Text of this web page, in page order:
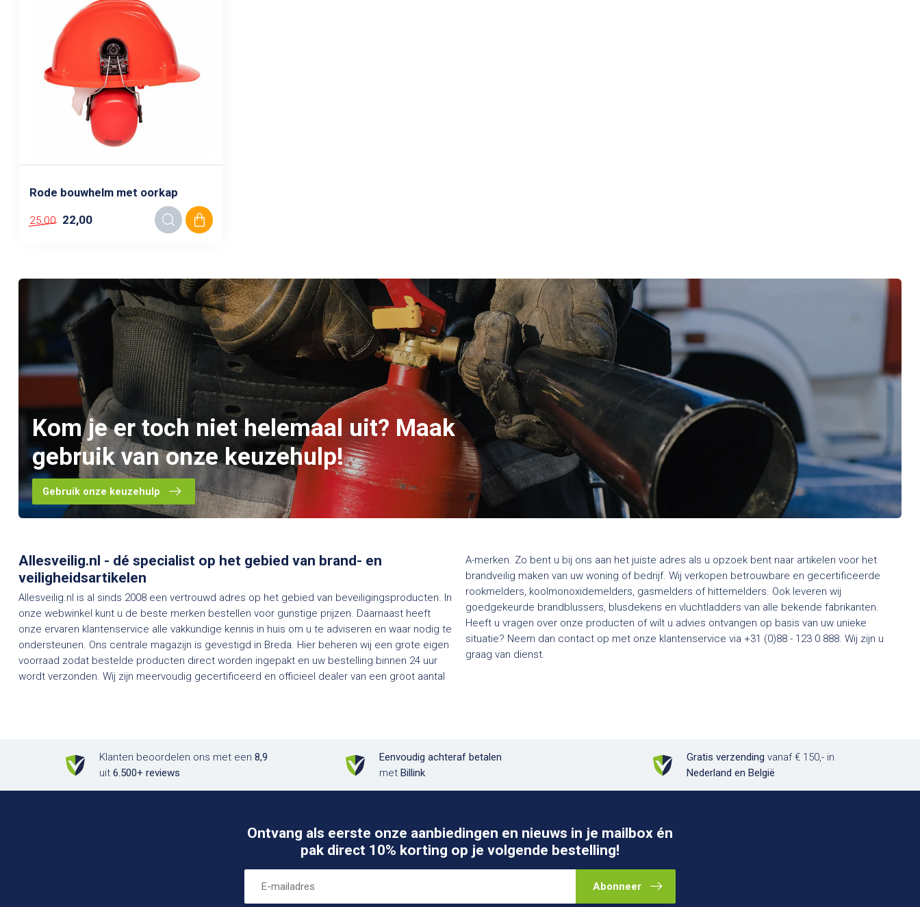
Rode bouwhelm met oorkap
25,00 22,00
Kom je er toch niet helemaal uit? Maak
gebruik van onze keuzehulp!
Gebruik onze keuzehulp
Allesveilig.nl - dé specialist op het gebied van brand- en
veiligheidsartikelen
Allesveilig.nl is al sinds 2008 een vertrouwd adres op het gebied van beveiligingsproducten. In
onze webwinkel kunt u de beste merken bestellen voor gunstige prijzen. Daarnaast heeft
onze ervaren klantenservice alle vakkundige kennis in huis om u te adviseren en waar nodig te
ondersteunen. Ons centrale magazijn is gevestigd in Breda. Hier beheren wij een grote eigen
voorraad zodat bestelde producten direct worden ingepakt en uw bestelling binnen 24 uur
wordt verzonden. Wij zijn meervoudig gecertificeerd en officieel dealer van een groot aantal
A-merken. Zo bent u bij ons aan het juiste adres als u opzoek bent naar artikelen voor het
brandveilig maken van uw woning of bedrijf. Wij verkopen betrouwbare en gecertificeerde
rookmelders, koolmonoxidemelders, gasmelders of hittemelders. Ook leveren wij
goedgekeurde brandblussers, blusdekens en vluchtladders van alle bekende fabrikanten.
Heeft u vragen over onze producten of wilt u advies ontvangen op basis van uw unieke
situatie? Neem dan contact op met onze klantenservice via +31 (0)88 - 123 0 888. Wij zijn u
graag van dienst.
Klanten beoordelen ons met een8,9
uit6.500+ reviews
Eenvoudig achteraf betalen
met Billink
Gratis verzending vanaf € 150,- in
Nederland en België
Ontvang als eerste onze aanbiedingen en nieuws in je mailbox én
pak direct 10% korting op je volgende bestelling!
Abonneer